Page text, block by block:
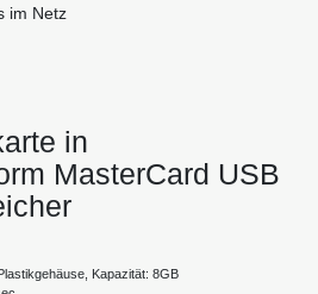
im Netz
in
MasterCard USB
Kapazität: 8GB